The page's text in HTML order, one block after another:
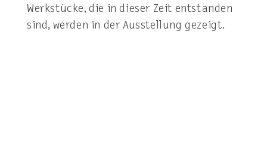
Werkstücke, die in dieser Zeit entstanden
sind, werden in der Ausstellung gezeigt.